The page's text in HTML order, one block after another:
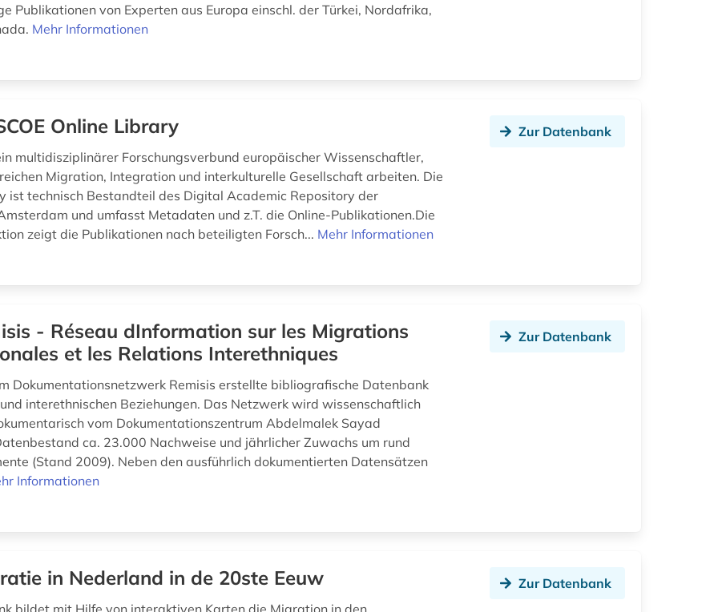
Publikationen von Experten aus Europa einschl. der Türkei, Nordafrika,
Mehr Informationen
Online Library
multidisziplinärer Forschungsverbund europäischer Wissenschaftler,
Migration, Integration und interkulturelle Gesellschaft arbeiten. Die
ist technisch Bestandteil des Digital Academic Repository der
und umfasst Metadaten und z.T. die Online-Publikationen.Die
zeigt die Publikationen nach beteiligten Forsch... Mehr Informationen
Zur Datenbank
- Réseau dInformation sur les Migrations
et les Relations Interethniques
Dokumentationsnetzwerk Remisis erstellte bibliografische Datenbank
interethnischen Beziehungen. Das Netzwerk wird wissenschaftlich
vom Dokumentationszentrum Abdelmalek Sayad
ca. 23.000 Nachweise und jährlicher Zuwachs um rund
(Stand 2009). Neben den ausführlich dokumentierten Datensätzen
Informationen
Zur Datenbank
in Nederland in de 20ste Eeuw Zur Datenbank